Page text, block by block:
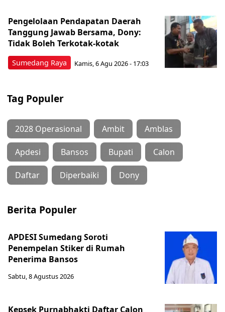
Sumedang Raya
Pengelolaan Pendapatan Daerah
Tanggung Jawab Bersama, Dony:
Tidak Boleh Terkotak-kotak
Kamis, 6 Agu 2026 - 17:03
Tag Populer
2028 Operasional Ambit Amblas
Apdesi Bansos Bupati Calon
Daftar Diperbaiki Dony
Berita Populer
APDESI Sumedang Soroti
Penempelan Stiker di Rumah
Penerima Bansos
Sabtu, 8 Agustus 2026
Kepsek Purnabhakti Daftar Calon